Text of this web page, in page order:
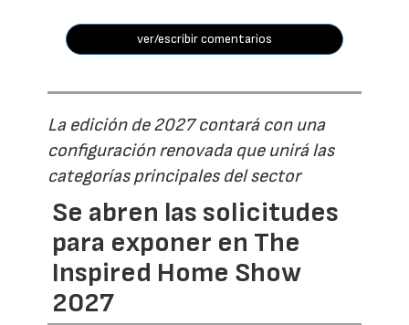
ver/escribir comentarios
La edición de 2027 contará con una
configuración renovada que unirá las
categorías principales del sector
Se abren las solicitudes
para exponer en The
Inspired Home Show
2027